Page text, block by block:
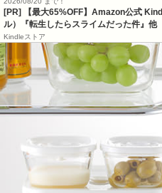
[PR]
【最大65%OFF】Amazon公式
ル）『転生したらスライムだった件』他
Kindleストア